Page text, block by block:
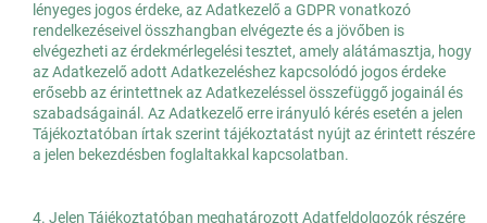
lényeges jogos érdeke, az Adatkezelő a GDPR vonatkozó
rendelkezéseivel összhangban elvégezte és a jövőben is
elvégezheti az érdekmérlegelési tesztet, amely alátámasztja, hogy
az Adatkezelő adott Adatkezeléshez kapcsolódó jogos érdeke
erősebb az érintettnek az Adatkezeléssel összefüggő jogainál és
szabadságainál. Az Adatkezelő erre irányuló kérés esetén a jelen
Tájékoztatóban írtak szerint tájékoztatást nyújt az érintett részére
a jelen bekezdésben foglaltakkal kapcsolatban.
4. Jelen Tájékoztatóban meghatározott Adatfeldolgozók részére